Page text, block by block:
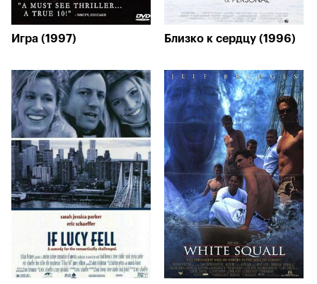
Игра (1997) Близко к сердцу (1996)